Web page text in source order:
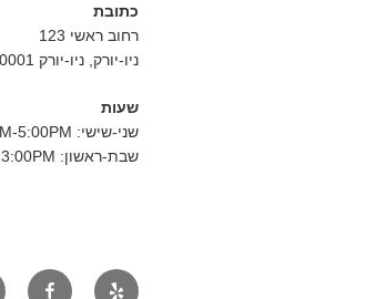
כתובת
רחוב ראשי 123
ניו-יורק, ניו-יורק 10001
שעות
שני-שישי: 9:00AM-5:00PM
שבת-ראשון: 11:00AM-3:00PM
יאלפ פייסבוק